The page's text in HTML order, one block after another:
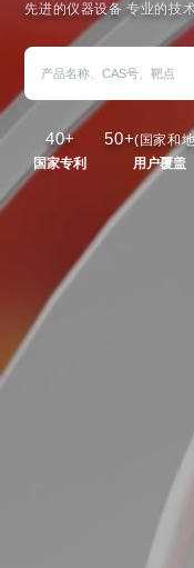
先进的仪器设备 专业的技
40+
国家专利
50+(国家和
用户覆盖